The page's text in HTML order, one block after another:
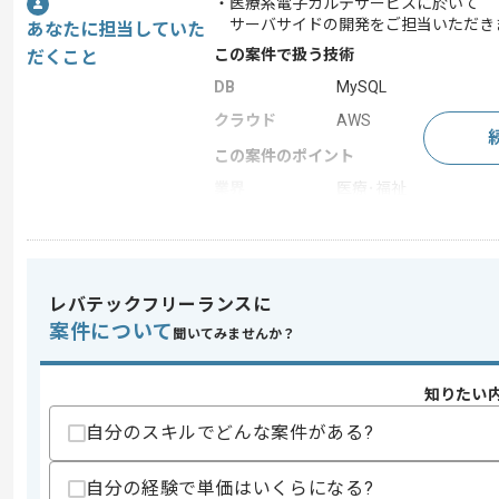
あなたに担当していた
だくこと
サーバサイドの開発をご担当いただき
この案件で扱う技術
DB
MySQL
クラウド
AWS
この案件のポイント
医療･福祉
スキル
求めるスキル
・Java系言語での開発経験2年以上
・AWS環境での開発経験
レバテックフリーランスに
案件について 聞いてみませんか？
知りたい
自分のスキルでどんな案件がある?
自分の経験で単価はいくらになる?